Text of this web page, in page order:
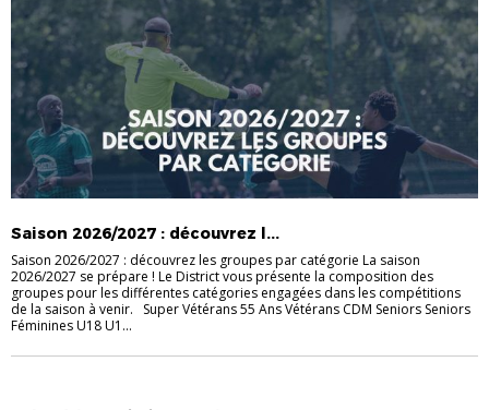
Saison 2026/2027 : découvrez l...
Saison 2026/2027 : découvrez les groupes par catégorie La saison
2026/2027 se prépare ! Le District vous présente la composition des
groupes pour les différentes catégories engagées dans les compétitions
de la saison à venir. Super Vétérans 55 Ans Vétérans CDM Seniors Seniors
Féminines U18 U1...